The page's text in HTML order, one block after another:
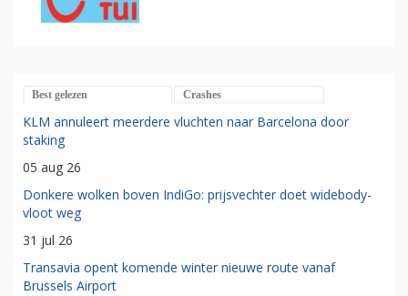
Best gelezen Crashes
KLM annuleert meerdere vluchten naar Barcelona door
staking
05 aug 26
Donkere wolken boven IndiGo: prijsvechter doet widebody-
vloot weg
31 jul 26
Transavia opent komende winter nieuwe route vanaf
Brussels Airport